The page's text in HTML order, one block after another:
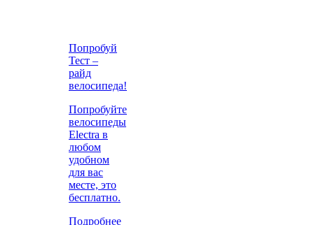
Попробуй
Тест –
райд
велосипеда!
Попробуйте
велосипеды
Electra в
любом
удобном
для вас
месте, это
бесплатно.
Подробнее